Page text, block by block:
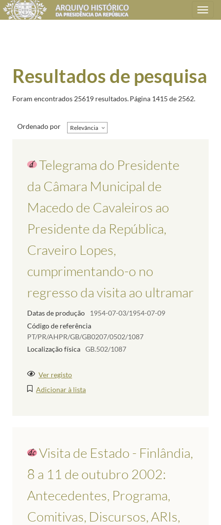
Toggle
navigation
Resultados de pesquisa
Foram encontrados 25619 resultados.Página 1415 de 2562.
Ordenado por Relevância
Telegrama do Presidente
da Câmara Municipal de
Macedo de Cavaleiros ao
Presidente da República,
Craveiro Lopes,
cumprimentando-o no
regresso da visita ao ultramar
Datas de produção
1954-07-03/1954-07-09
Código de referência
PT/PR/AHPR/GB/GB0207/0502/1087
Localização física GB.502/1087
Ver registo
Adicionar à lista
Visita de Estado - Finlândia,
8 a 11 de outubro 2002:
Antecedentes, Programa,
Comitivas, Discursos, ARIs,